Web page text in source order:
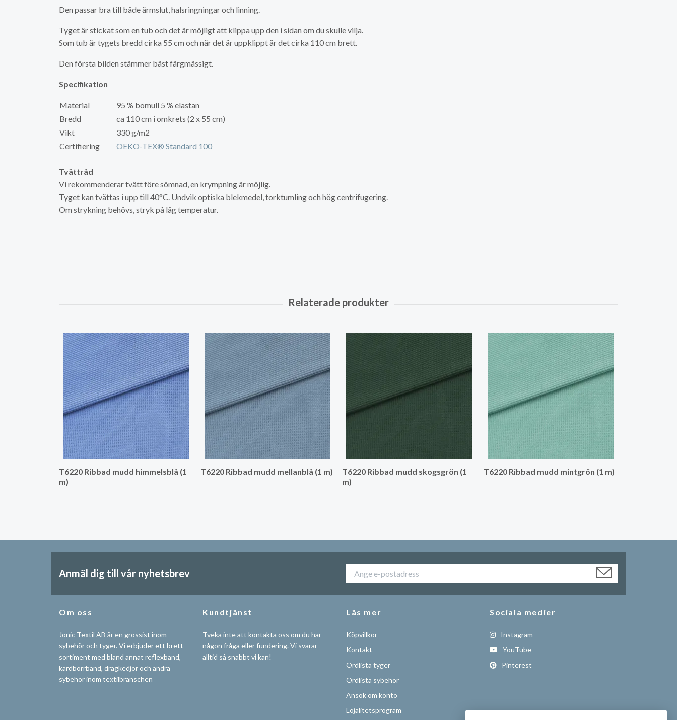
Den passar bra till både ärmslut, halsringningar och linning.
Tyget är stickat som en tub och det är möjligt att klippa upp den i sidan om du skulle vilja.
Som tub är tygets bredd cirka 55 cm och när det är uppklippt är det cirka 110 cm brett.
Den första bilden stämmer bäst färgmässigt.
Specifikation
Material
95 % bomull 5 % elastan
Bredd
ca 110 cm i omkrets (2 x 55 cm)
Vikt
330 g/m2
Certifiering
OEKO-TEX® Standard 100
Tvättråd
Vi rekommenderar tvätt före sömnad, en krympning är möjlig.
Tyget kan tvättas i upp till 40°C. Undvik optiska blekmedel, torktumling och hög centrifugering.
Om strykning behövs, stryk på låg temperatur.
T6220 Ribbad mudd himmelsblå (1
m)
T6220 Ribbad mudd mellanblå (1 m)
T6220 Ribbad mudd skogsgrön (1
m)
T6220 Ribbad mudd mintgrön (1 m)
Anmäl dig till vår nyhetsbrev
Om oss
Jonic Textil AB är en grossist inom
sybehör och tyger. Vi erbjuder ett brett
sortiment med bland annat reflexband,
kardborrband, dragkedjor och andra
sybehör inom textilbranschen
Kundtjänst
Tveka inte att kontakta oss om du har
någon fråga eller fundering. Vi svarar
alltid så snabbt vi kan!
Läs mer
Köpvillkor
Kontakt
Ordlista tyger
Ordlista sybehör
Ansök om konto
Lojalitetsprogram
Sociala medier
Instagram
YouTube
Pinterest